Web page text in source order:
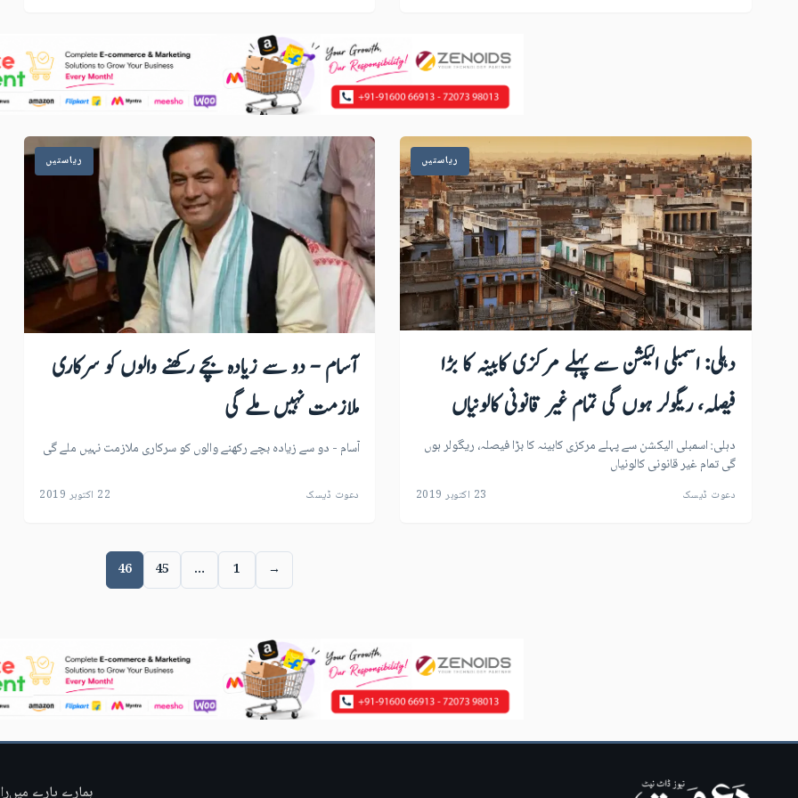
ریاستیں
دہلی: اسمبلی الیکشن سے پہلے مرکزی کابینہ کا بڑا
فیصلہ، ریگولر ہوں گی تمام غیر قانونی کالونیاں
دہلی: اسمبلی الیکشن سے پہلے مرکزی کابینہ کا بڑا فیصلہ، ریگولر ہوں
گی تمام غیر قانونی کالونیاں
دعوت ڈیسک 23 اکتوبر 2019
ریاستیں
آسام - دو سے زیادہ بچے رکھنے والوں کو سرکاری
ملازمت نہیں ملے گی
آسام - دو سے زیادہ بچے رکھنے والوں کو سرکاری ملازمت نہیں ملے گی
دعوت ڈیسک 22 اکتوبر 2019
→
1
…
45
46